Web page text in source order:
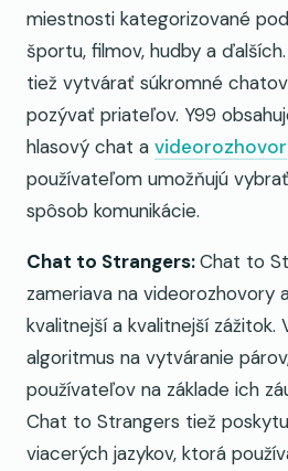
miestnosti kategorizované
športu, filmov, hudby a
tiež vytvárať súkromné
pozývať priateľov. Y99
hlasový chat a videorozhovor
používateľom umožňujú
spôsob komunikácie.
Chat to Strangers:Chat to
zameriava na videorozhovory
kvalitnejší a kvalitnejší zážitok.
algoritmus na vytváranie
používateľov na základe ich
Chat to Strangers tiež
viacerých jazykov, ktorá